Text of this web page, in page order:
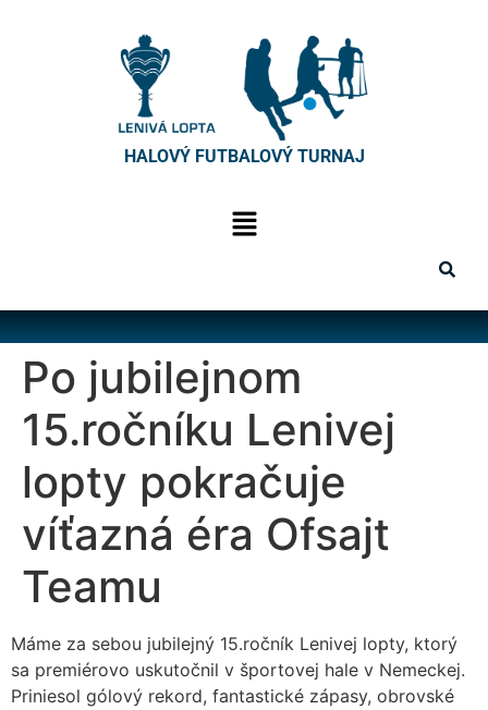
HALOVÝ FUTBALOVÝ TURNAJ
Po jubilejnom
15.ročníku Lenivej
lopty pokračuje
víťazná éra Ofsajt
Teamu
Máme za sebou jubilejný 15.ročník Lenivej lopty, ktorý
sa premiérovo uskutočnil v športovej hale v Nemeckej.
Priniesol gólový rekord, fantastické zápasy, obrovské